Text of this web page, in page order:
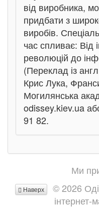
від виробника,
придбати з
виробів.
час спливає: Від
революцій до
(Переклад із
Крис Лука,
Могилянська
odissey.kiev.ua
91 82.
Ми
Наверх
© 2026
інтернет-